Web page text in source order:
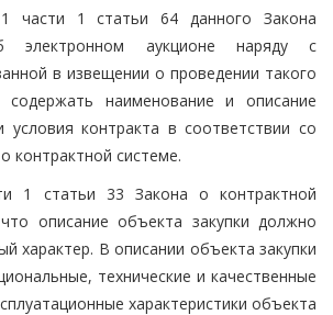
части 1 статьи 64 данного Закона
электронном аукционе наряду с
в извещении о проведении такого
содержать наименование и описание
условия контракта в соответствии со
контрактной системе.
1 статьи 33 Закона о контрактной
описание объекта закупки должно
характер. В описании объекта закупки
технические и качественные
характеристики объекта